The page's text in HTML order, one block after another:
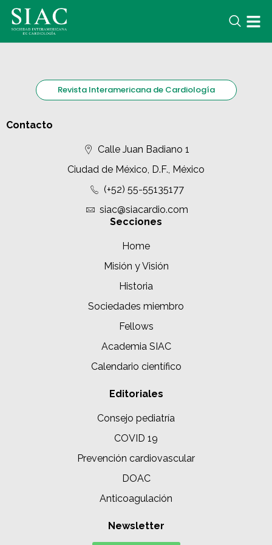
Revista Interamericana de Cardiología
Contacto
Calle Juan Badiano 1
Ciudad de México, D.F., México
(+52) 55-55135177
siac@siacardio.com
Secciones
Home
Misión y Visión
Historia
Sociedades miembro
Fellows
Academia SIAC
Calendario científico
Editoriales
Consejo pediatría
COVID 19
Prevención cardiovascular
DOAC
Anticoagulación
Newsletter